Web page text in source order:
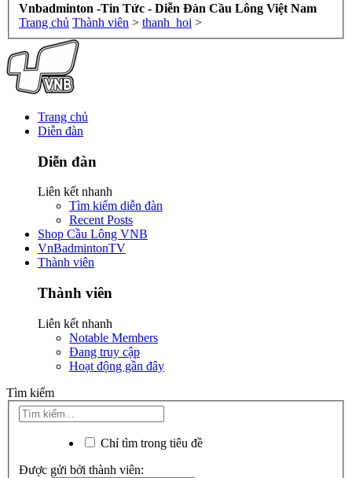
Vnbadminton -Tin Tức - Diễn Đàn Cầu Lông Việt Nam
Trang chủ Thành viên > thanh_hoi >
Trang chủ
Diễn đàn
Diễn đàn
Liên kết nhanh
Tìm kiếm diễn đàn
Recent Posts
Shop Cầu Lông VNB
VnBadmintonTV
Thành viên
Thành viên
Liên kết nhanh
Notable Members
Đang truy cập
Hoạt động gần đây
Tìm kiếm
Chỉ tìm trong tiêu đề
Được gửi bởi thành viên: